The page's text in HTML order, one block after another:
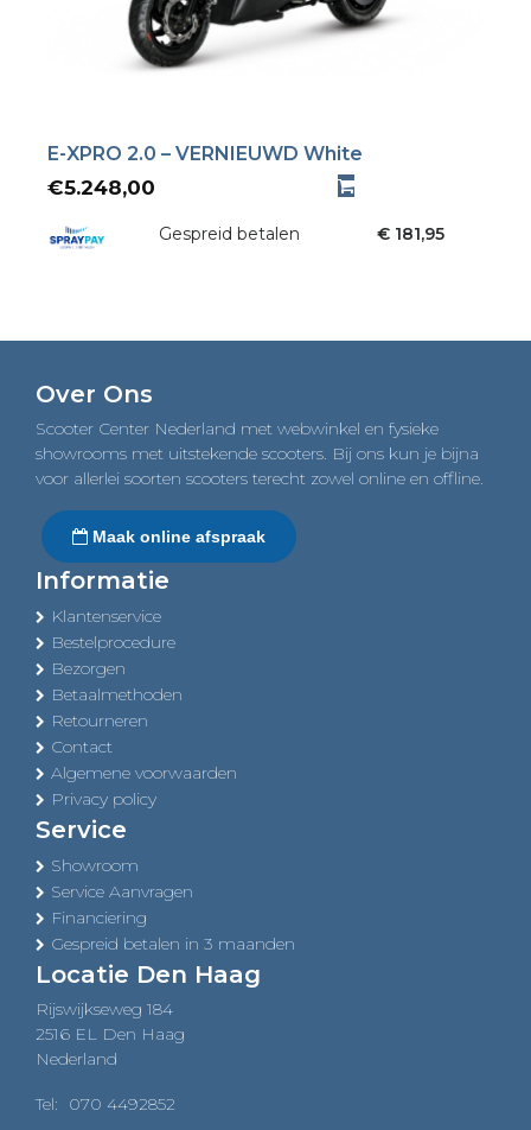
E-XPRO 2.0 – VERNIEUWD White
€5.248,00
Gespreid betalen € 181,95
Over Ons
Scooter Center Nederland met webwinkel en fysieke
showrooms met uitstekende scooters. Bij ons kun je bijna
voor allerlei soorten scooters terecht zowel online en offline.
Maak online afspraak
Informatie
Klantenservice
Bestelprocedure
Bezorgen
Betaalmethoden
Retourneren
Contact
Algemene voorwaarden
Privacy policy
Service
Showroom
Service Aanvragen
Financiering
Gespreid betalen in 3 maanden
Locatie Den Haag
Rijswijkseweg 184
2516 EL Den Haag
Nederland
Tel: 070 4492852